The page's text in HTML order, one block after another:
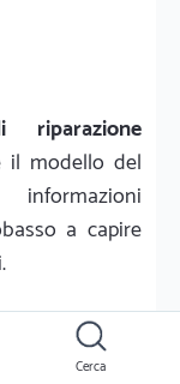
il modello del
a capire
autorizzato
Cerca